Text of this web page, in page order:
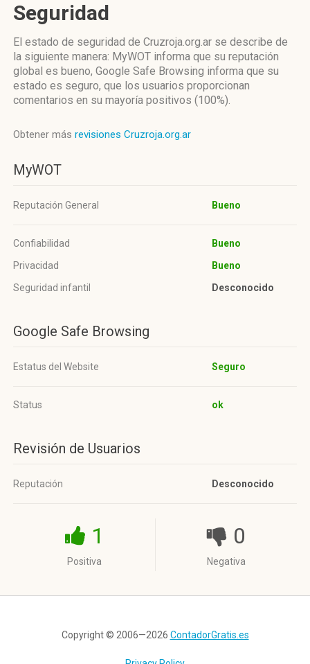
Seguridad
El estado de seguridad de Cruzroja.org.ar se describe de
la siguiente manera: MyWOT informa que su reputación
global es bueno, Google Safe Browsing informa que su
estado es seguro, que los usuarios proporcionan
comentarios en su mayoría positivos (100%).
Obtener más revisiones Cruzroja.org.ar
MyWOT
Reputación General Bueno
Confiabilidad
Bueno
Privacidad
Bueno
Seguridad infantil
Desconocido
Google Safe Browsing
Estatus del Website Seguro
Status ok
Revisión de Usuarios
Reputación Desconocido
1
Positiva
0
Negativa
Copyright © 2006—2026 ContadorGratis.es